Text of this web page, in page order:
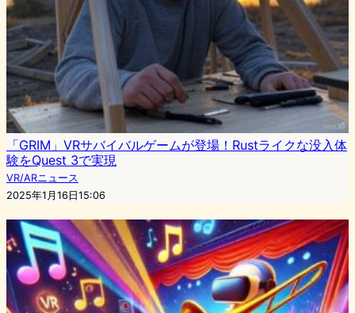
「GRIM」VRサバイバルゲームが登場！Rustライクな没入体
験をQuest 3で実現
VR/ARニュース
2025年1月16日15:06